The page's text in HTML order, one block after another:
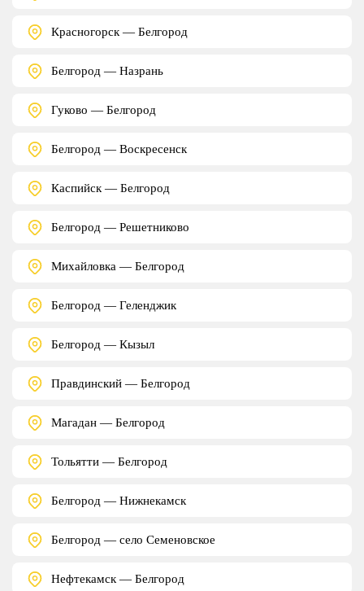
Красногорск — Белгород
Белгород — Назрань
Гуково — Белгород
Белгород — Воскресенск
Каспийск — Белгород
Белгород — Решетниково
Михайловка — Белгород
Белгород — Геленджик
Белгород — Кызыл
Правдинский — Белгород
Магадан — Белгород
Тольятти — Белгород
Белгород — Нижнекамск
Белгород — село Семеновское
Нефтекамск — Белгород